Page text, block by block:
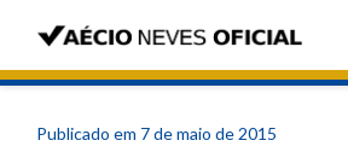
Publicado em 7 de maio de 2015